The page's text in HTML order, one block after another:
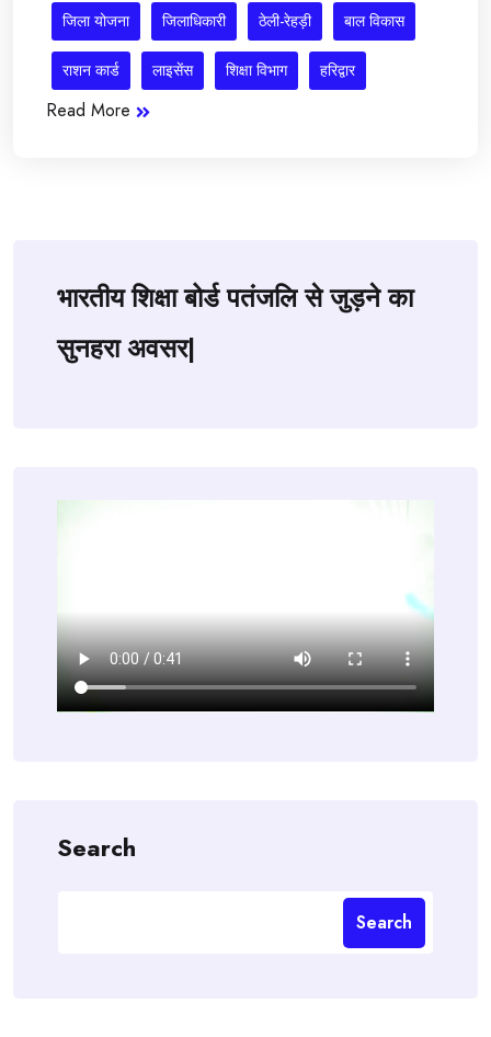
जिला योजना जिलाधिकारी ठेली-रेहड़ी बाल विकास
राशन कार्ड लाइसेंस शिक्षा विभाग हरिद्वार
Read More
भारतीय शिक्षा बोर्ड पतंजलि से जुड़ने का
सुनहरा अवसर|
Search
Search